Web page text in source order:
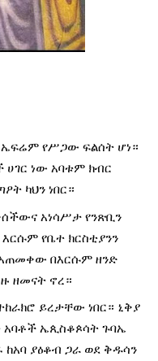
የሥጋው ፍልሰት ሆነ።
ነው አባቱም ክብር
ካህን ነበር።
አነሳሥታ የንጽቢን
የቤተ ክርስቲያንን
በእርሱም ዘንድ
ዘመናት ኖረ።
ይረታቸው ነበር። ኒቅያ
ኤጲስቆጶሳት ጉባኤ
ያዕቆብ ጋራ ወደ ቅዱሳን